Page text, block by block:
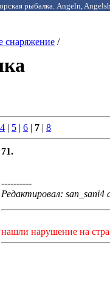
рыбалка. Angeln,
снаряжение /
4 | 5 | 6 | 7 | 8
71.
----------
Редактировал: san_sani4
нашли нарушение на